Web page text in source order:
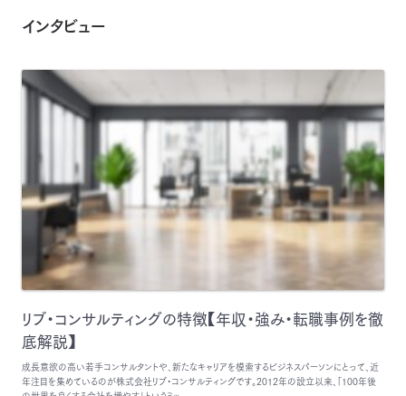
インタビュー
リブ・コンサルティングの特徴【年収・強み・転職事例を徹
底解説】
成長意欲の高い若手コンサルタントや、新たなキャリアを模索するビジネスパーソンにとって、近
年注目を集めているのが株式会社リブ・コンサルティングです。2012年の設立以来、「100年後